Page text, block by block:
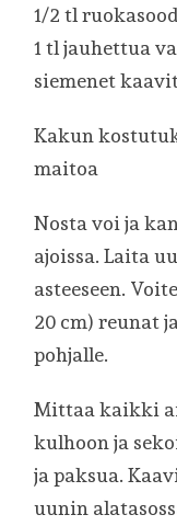
1/2 tl
1 tl jauhettua
siemenet
Kakun
maitoa
Nosta voi ja
ajoissa. Laita
asteeseen.
20 cm) reunat
pohjalle.
Mittaa kaikki
kulhoon ja
ja paksua.
uunin